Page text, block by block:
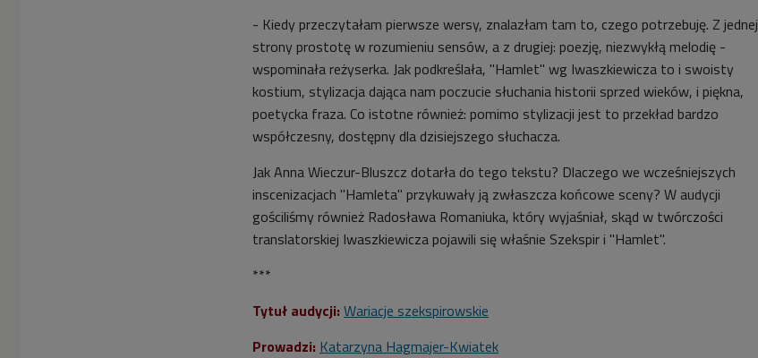
- Kiedy przeczytałam pierwsze wersy, znalazłam tam to, czego potrzebuję. Z jednej
strony prostotę w rozumieniu sensów, a z drugiej: poezję, niezwykłą melodię -
wspominała reżyserka. Jak podkreślała, "Hamlet" wg Iwaszkiewicza to i swoisty
kostium, stylizacja dająca nam poczucie słuchania historii sprzed wieków, i piękna,
poetycka fraza. Co istotne również: pomimo stylizacji jest to przekład bardzo
współczesny, dostępny dla dzisiejszego słuchacza.
Jak Anna Wieczur-Bluszcz dotarła do tego tekstu? Dlaczego we wcześniejszych
inscenizacjach "Hamleta" przykuwały ją zwłaszcza końcowe sceny? W audycji
gościliśmy również Radosława Romaniuka, który wyjaśniał, skąd w twórczości
translatorskiej Iwaszkiewicza pojawili się właśnie Szekspir i "Hamlet".
***
Tytuł audycji: Wariacje szekspirowskie
Prowadzi: Katarzyna Hagmajer-Kwiatek